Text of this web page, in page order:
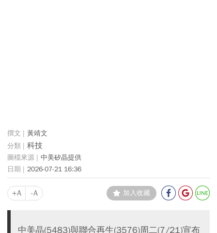
黃靖文
科技
中美矽晶提供
2026-07-21 16:36
+A -A 加入收藏
中美晶(5483)與聯合再生(3576)周二(7/21)宣布